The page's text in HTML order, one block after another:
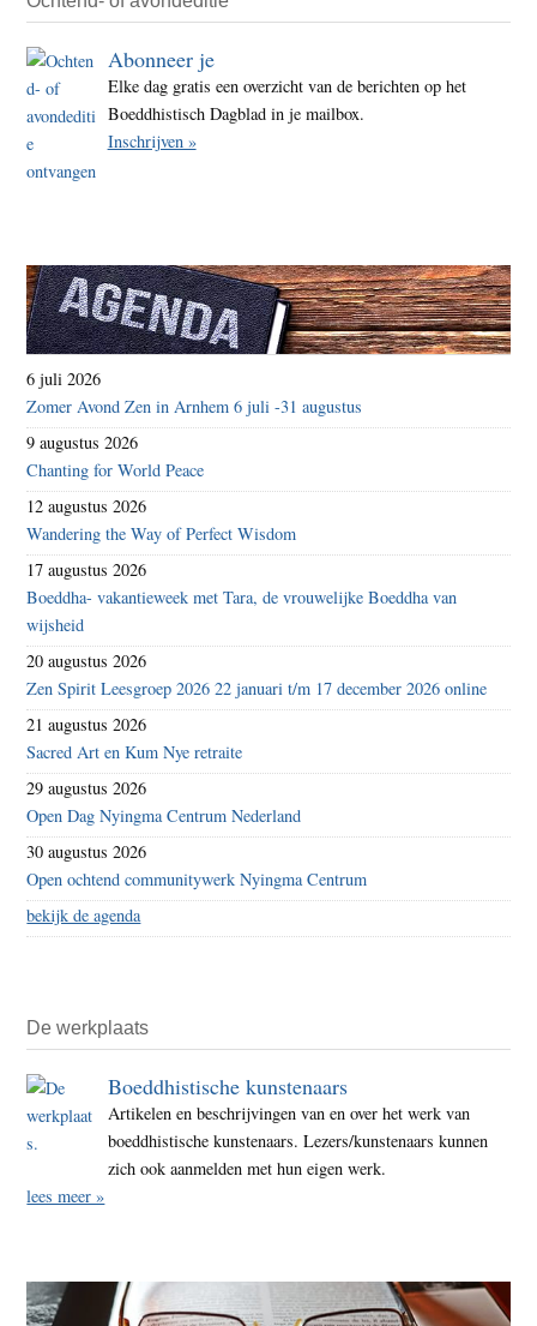
Abonneer je
Elke dag gratis een overzicht van de berichten op het
Boeddhistisch Dagblad in je mailbox.
Inschrijven »
6 juli 2026
Zomer Avond Zen in Arnhem 6 juli -31 augustus
9 augustus 2026
Chanting for World Peace
12 augustus 2026
Wandering the Way of Perfect Wisdom
17 augustus 2026
Boeddha- vakantieweek met Tara, de vrouwelijke Boeddha van
wijsheid
20 augustus 2026
Zen Spirit Leesgroep 2026 22 januari t/m 17 december 2026 online
21 augustus 2026
Sacred Art en Kum Nye retraite
29 augustus 2026
Open Dag Nyingma Centrum Nederland
30 augustus 2026
Open ochtend communitywerk Nyingma Centrum
bekijk de agenda
De werkplaats
Boeddhistische kunstenaars
Artikelen en beschrijvingen van en over het werk van
boeddhistische kunstenaars. Lezers/kunstenaars kunnen
zich ook aanmelden met hun eigen werk.
lees meer »